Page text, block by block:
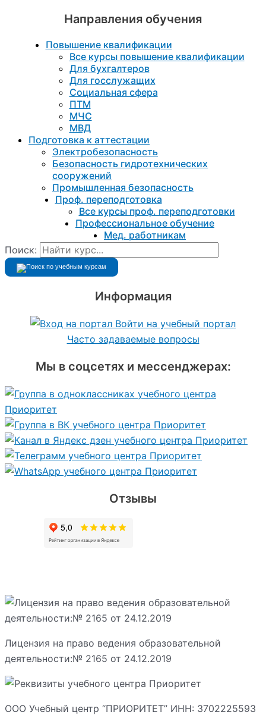
Направления обучения
Повышение квалификации
Все курсы повышение квалификации
Для бухгалтеров
Для госслужащих
Социальная сфера
ПТМ
МЧС
МВД
Подготовка к aттестации
Электробезопасность
Безопасность гидротехнических
сооружений
Промышленная безопасность
Проф. переподготовка
Все курсы проф. переподготовки
Профессиональное обучение
Мед. работникам
Поиск:
Информация
Войти на учебный портал
Часто задаваемые вопросы
Мы в соцсетях и мессенджерах:
Отзывы
Лицензия на право ведения образовательной
деятельности:№ 2165 от 24.12.2019
ООО Учебный центр “ПРИОРИТЕТ” ИНН: 3702225593